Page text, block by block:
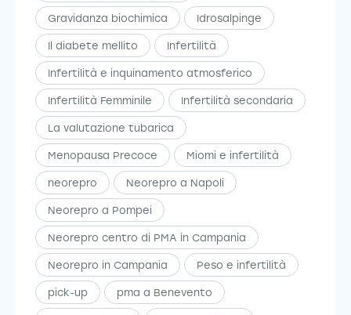
Gravidanza biochimica Idrosalpinge
Il diabete mellito Infertilità
Infertilità e inquinamento atmosferico
Infertilità Femminile Infertilità secondaria
La valutazione tubarica
Menopausa Precoce Miomi e infertilità
neorepro Neorepro a Napoli
Neorepro a Pompei
Neorepro centro di PMA in Campania
Neorepro in Campania Peso e infertilità
pick-up pma a Benevento